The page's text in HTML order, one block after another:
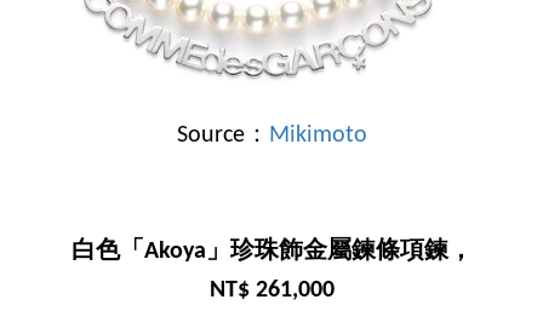
Source： Mikimoto
白色「Akoya」珍珠飾金屬鍊條項鍊，
NT$ 261,000